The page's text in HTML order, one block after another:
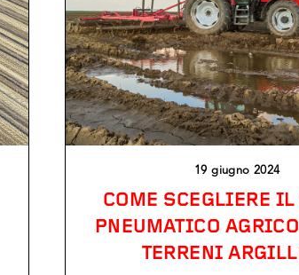
19 giugno 2024
COME SCEGLIERE IL
PNEUMATICO
TERRENI